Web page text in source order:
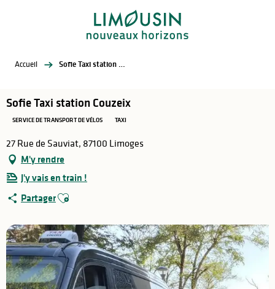
Accueil Sofie Taxi station Couzeix
Sofie Taxi station Couzeix
SERVICE DE TRANSPORT DE VÉLOS TAXI
27 Rue de Sauviat, 87100 Limoges
M'y rendre
J'y vais en train !
PartagerAjouter aux favoris